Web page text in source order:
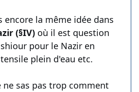
encore la même idée dans
(§IV) où il est question
pour le Nazir en
plein d'eau etc.
ne sas pas trop comment